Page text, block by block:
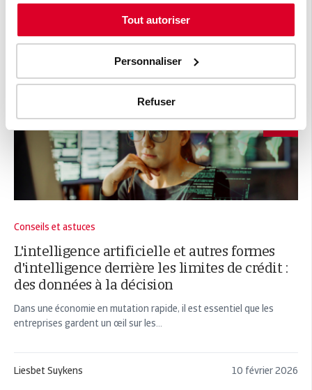
Tout autoriser
Personnaliser
Refuser
à tout moment. Voirici.
Conseils et astuces
L'intelligence artificielle et autres formes
d'intelligence derrière les limites de crédit :
des données à la décision
Dans une économie en mutation rapide, il est essentiel que les
entreprises gardent un œil sur les...
Liesbet Suykens 10 février 2026